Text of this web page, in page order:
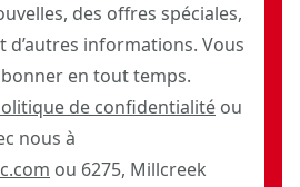
des offres spéciales,
d’autres informations. Vous
en tout temps.
de confidentialité ou
nous à
ou 6275, Millcreek